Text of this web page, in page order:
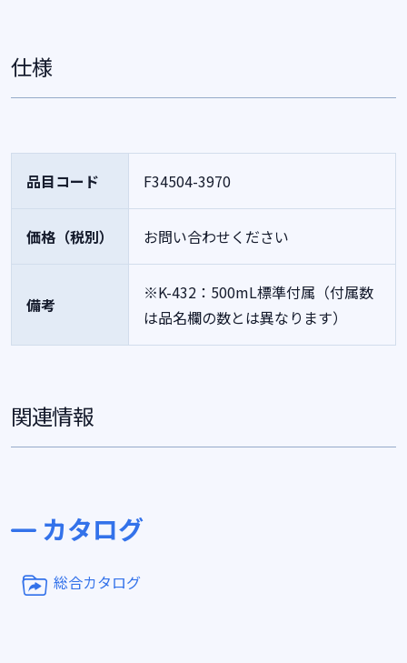
仕様
品目コード F34504-3970
価格（税別） お問い合わせください
備考
※K-432：500mL標準付属（付属数
は品名欄の数とは異なります）
関連情報
カタログ
総合カタログ